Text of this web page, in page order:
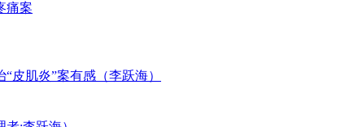
痛案
皮肌炎”案有感（李跃海）